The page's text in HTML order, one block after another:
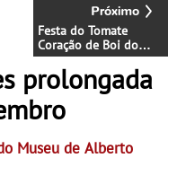
Festa do Tomate
Coração de Boi do
Douro - Nos
restaurantes da região
Agosto é o mês do
Tomate
prolongada
Museu de Alberto